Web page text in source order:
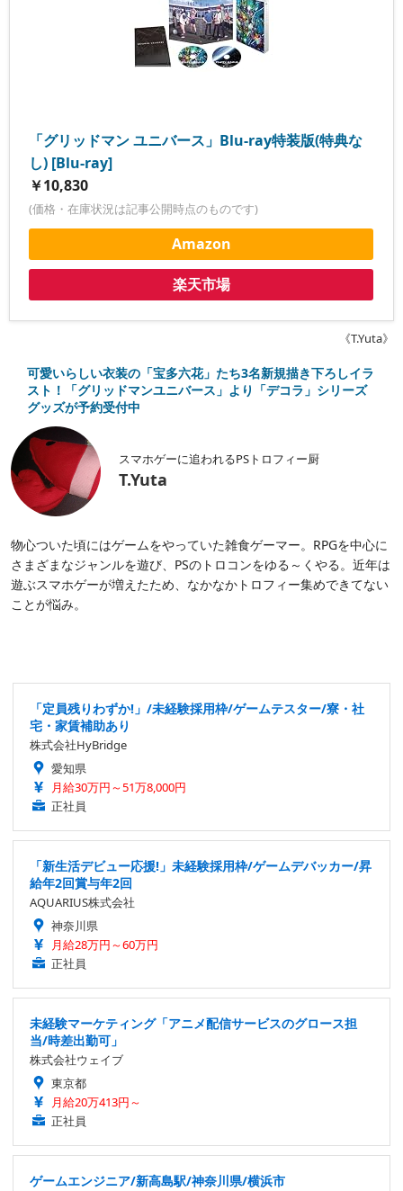
「グリッドマン ユニバース」Blu-ray特装版(特典な
し) [Blu-ray]
￥10,830
(価格・在庫状況は記事公開時点のものです)
Amazon
楽天市場
《T.Yuta》
可愛いらしい衣装の「宝多六花」たち3名新規描き下ろしイラ
スト！「グリッドマンユニバース」より「デコラ」シリーズ
グッズが予約受付中
スマホゲーに追われるPSトロフィー厨
T.Yuta
物心ついた頃にはゲームをやっていた雑食ゲーマー。RPGを中心に
さまざまなジャンルを遊び、PSのトロコンをゆる～くやる。近年は
遊ぶスマホゲーが増えたため、なかなかトロフィー集めできてない
ことが悩み。
「定員残りわずか!」/未経験採用枠/ゲームテスター/寮・社
宅・家賃補助あり
株式会社HyBridge
愛知県
月給30万円～51万8,000円
正社員
「新生活デビュー応援!」未経験採用枠/ゲームデバッカー/昇
給年2回賞与年2回
AQUARIUS株式会社
神奈川県
月給28万円～60万円
正社員
未経験マーケティング「アニメ配信サービスのグロース担
当/時差出勤可」
株式会社ウェイブ
東京都
月給20万413円～
正社員
ゲームエンジニア/新高島駅/神奈川県/横浜市